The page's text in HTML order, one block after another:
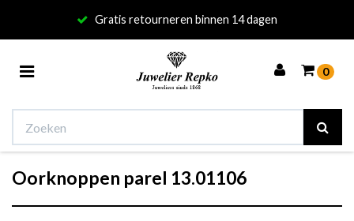
Gratis retourneren binnen 14 dagen
Toggle
0
Winkelwagen
Oorknoppen parel 13.01106